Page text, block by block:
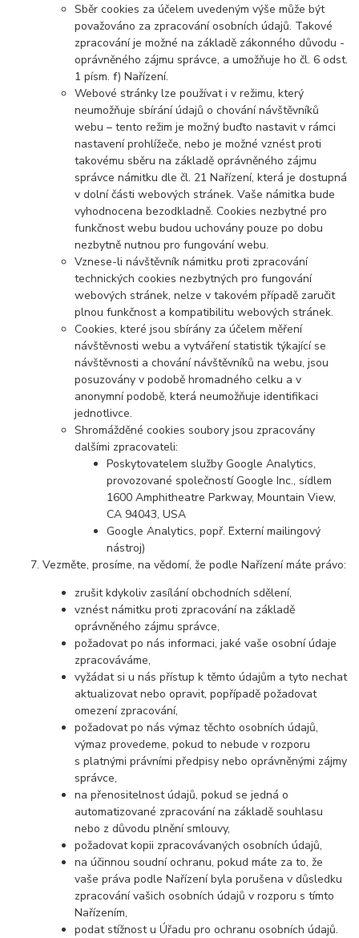
Sběr cookies za účelem uvedeným výše může být
považováno za zpracování osobních údajů. Takové
zpracování je možné na základě zákonného důvodu -
oprávněného zájmu správce, a umožňuje ho čl. 6 odst.
1 písm. f) Nařízení.
Webové stránky lze používat i v režimu, který
neumožňuje sbírání údajů o chování návštěvníků
webu – tento režim je možný buďto nastavit v rámci
nastavení prohlížeče,nebo je možné vznést proti
takovému sběru na základě oprávněného zájmu
správce námitku dle čl. 21 Nařízení, která je dostupná
v dolní části webových stránek. Vaše námitka bude
vyhodnocena bezodkladně. Cookies nezbytné pro
funkčnost webu budou uchovány pouze po dobu
nezbytně nutnou pro fungování webu.
Vznese-li návštěvník námitku proti zpracování
technických cookies nezbytných pro fungování
webových stránek, nelze v takovém případě zaručit
plnou funkčnost a kompatibilitu webových stránek.
Cookies, které jsou sbírány za účelem měření
návštěvnosti webu a vytváření statistik týkající se
návštěvnosti a chování návštěvníků na webu, jsou
posuzovány v podobě hromadného celku a v
anonymní podobě, která neumožňuje identifikaci
jednotlivce.
Shromážděné cookies soubory jsou zpracovány
dalšími zpracovateli:
Poskytovatelem služby Google Analytics,
provozované společností Google Inc., sídlem
1600 Amphitheatre Parkway, Mountain View,
CA 94043, USA
Google Analytics, popř. Externí mailingový
nástroj)
Vezměte, prosíme, na vědomí, že podle Nařízení máte právo:
zrušit kdykoliv zasílání obchodních sdělení,
vznést námitku proti zpracování na základě
oprávněného zájmu správce,
požadovat po nás informaci, jaké vaše osobní údaje
zpracováváme,
vyžádat si u nás přístup k těmto údajům a tyto nechat
aktualizovat nebo opravit, popřípadě požadovat
omezení zpracování,
požadovat po nás výmaz těchto osobních údajů,
výmaz provedeme, pokud to nebude v rozporu
s platnými právními předpisy nebo oprávněnými zájmy
správce,
na přenositelnost údajů, pokud se jedná o
automatizované zpracování na základě souhlasu
nebo z důvodu plnění smlouvy,
požadovat kopii zpracovávaných osobních údajů,
na účinnou soudní ochranu, pokud máte za to, že
vaše práva podle Nařízení byla porušena v důsledku
zpracování vašich osobních údajů v rozporu s tímto
Nařízením,
podat stížnost u Úřadu pro ochranu osobních údajů.